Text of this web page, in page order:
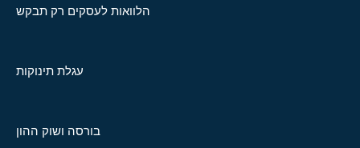
הלוואות לעסקים רק תבקש
עגלת תינוקות
בורסה ושוק ההון